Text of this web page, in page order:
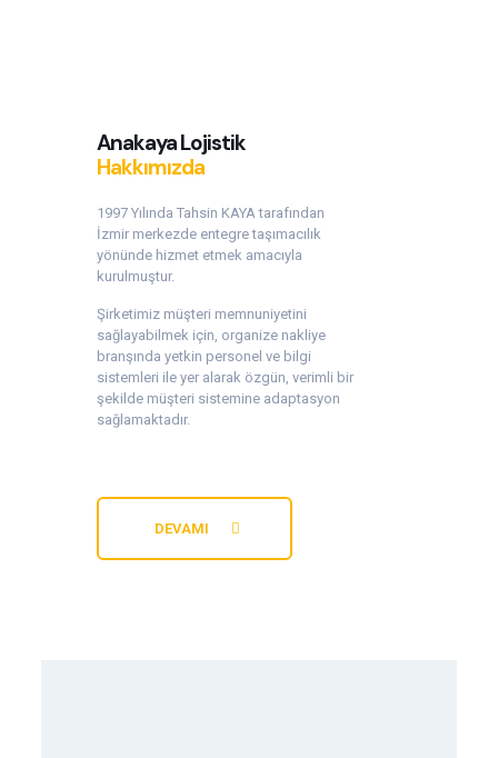
Anakaya Lojistik
Hakkımızda
1997 Yılında Tahsin KAYA tarafından
İzmir merkezde entegre taşımacılık
yönünde hizmet etmek amacıyla
kurulmuştur.
Şirketimiz müşteri memnuniyetini
sağlayabilmek için, organize nakliye
branşında yetkin personel ve bilgi
sistemleri ile yer alarak özgün, verimli bir
şekilde müşteri sistemine adaptasyon
sağlamaktadır.
DEVAMI